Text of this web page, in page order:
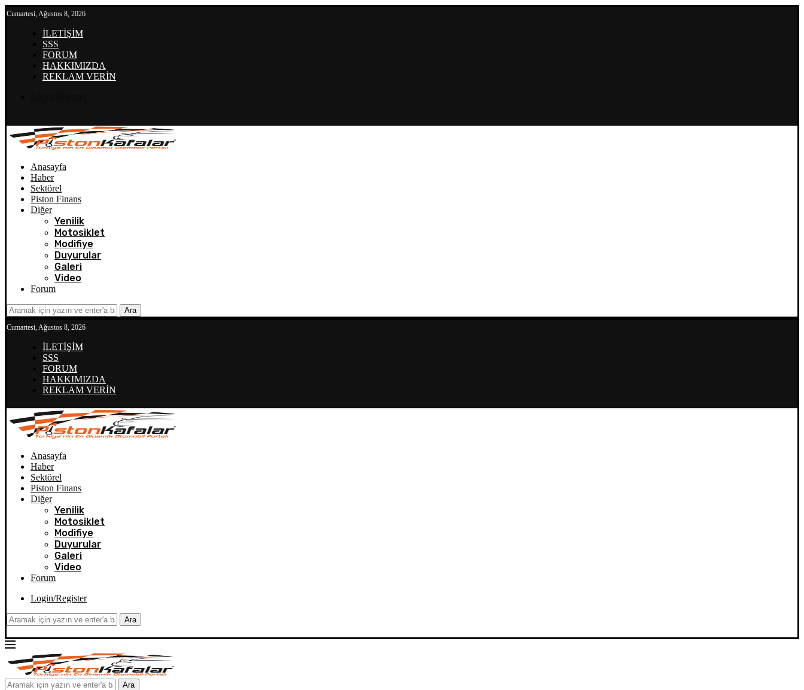
Cumartesi, Ağustos 8, 2026
İLETİŞİM
SSS
FORUM
HAKKIMIZDA
REKLAM VERİN
Anasayfa
Haber
Sektörel
Piston Finans
Diğer
Yenilik
Motosiklet
Modifiye
Duyurular
Galeri
Video
Forum
Ara
Cumartesi, Ağustos 8, 2026
İLETİŞİM
SSS
FORUM
HAKKIMIZDA
REKLAM VERİN
Anasayfa
Haber
Sektörel
Piston Finans
Diğer
Yenilik
Motosiklet
Modifiye
Duyurular
Galeri
Video
Forum
Login/Register
Ara
Ara